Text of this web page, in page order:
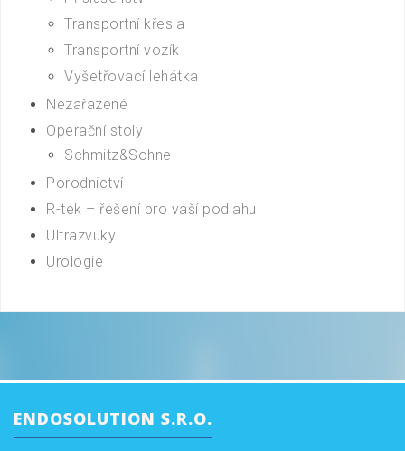
Transportní křesla
Transportní vozík
Vyšetřovací lehátka
Nezařazené
Operační stoly
Schmitz&Sohne
Porodnictví
R-tek – řešení pro vaší podlahu
Ultrazvuky
Urologie
ENDOSOLUTION S.R.O.